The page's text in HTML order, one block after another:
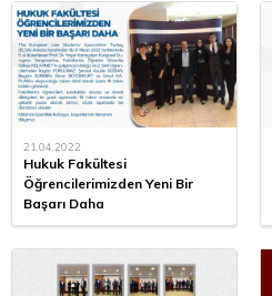
21.04.2022
Hukuk Fakültesi
Öğrencilerimizden Yeni Bir
Başarı Daha